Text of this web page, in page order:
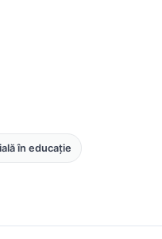
în educație